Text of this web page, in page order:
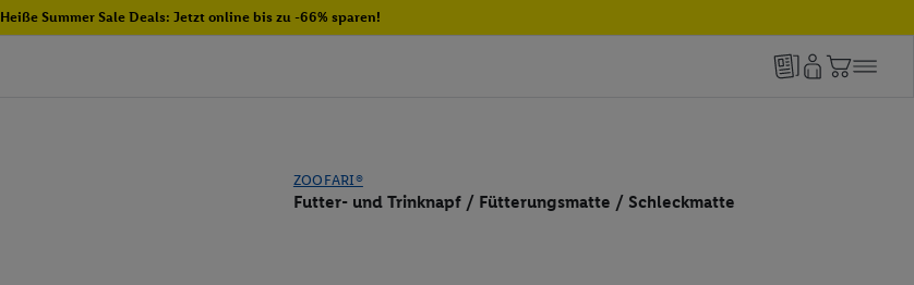
Heiße Summer Sale Deals: Jetzt online bis zu -66% sparen!
ZOOFARI®
Futter- und Trinknapf / Fütterungsmatte / Schleckmatte